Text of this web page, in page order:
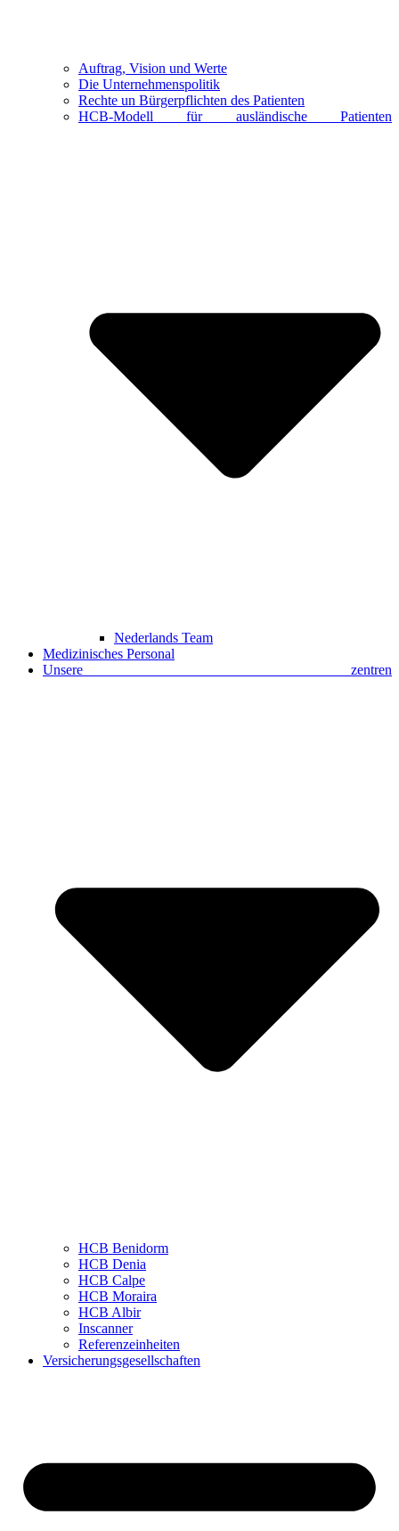
Auftrag, Vision und Werte
Die Unternehmenspolitik
Rechte un Bürgerpflichten des Patienten
HCB-Modell für ausländische Patienten
Nederlands Team
Medizinisches Personal
Unsere zentren
HCB Benidorm
HCB Denia
HCB Calpe
HCB Moraira
HCB Albir
Inscanner
Referenzeinheiten
Versicherungsgesellschaften